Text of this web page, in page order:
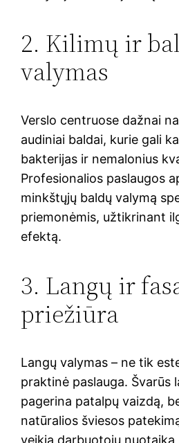
2. Kilimų ir
valymas
Verslo centruose dažnai
audiniai baldai, kurie gali
bakterijas ir nemalonius
Profesionalios paslaugos
minkštųjų baldų valymą
priemonėmis, užtikrinant
efektą.
3. Langų ir
priežiūra
Langų valymas – ne tik
praktinė paslauga. Švarūs
pagerina patalpų vaizdą,
natūralios šviesos
veikia darbuotojų